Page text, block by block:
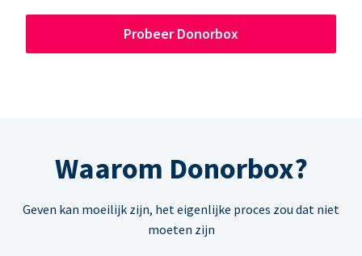
Probeer Donorbox
Waarom Donorbox?
Geven kan moeilijk zijn, het eigenlijke proces zou dat niet
moeten zijn